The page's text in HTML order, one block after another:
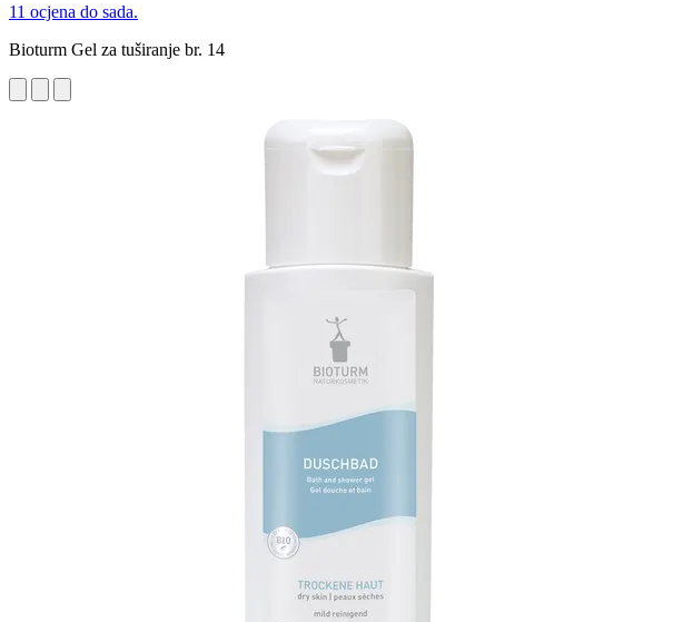
11 ocjena do sada.
Bioturm Gel za tuširanje br. 14